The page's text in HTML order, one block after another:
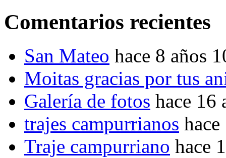
Comentarios recientes
San Mateo hace 8 años
Moitas gracias por tus
Galería de fotos hace 16
trajes campurrianos
Traje campurriano hace